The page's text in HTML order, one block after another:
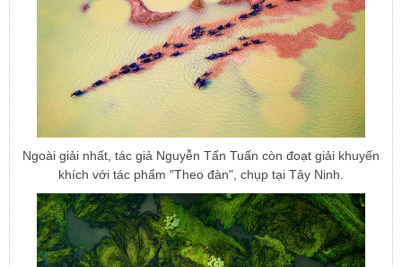
Ngoài giải nhất, tác giả Nguyễn Tấn Tuấn còn đoạt giải khuyến
khích với tác phẩm "Theo đàn", chụp tại Tây Ninh.